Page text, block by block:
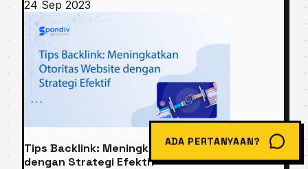
24 Sep 2023
Tips Backlink: Meningkatkan Otoritas Website
dengan Strategi Efektif
ADA PERTANYAAN?